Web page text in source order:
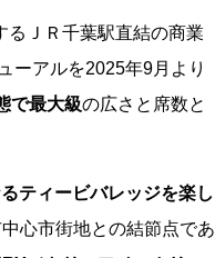
ＪＲ千葉駅直結の商業
ーアルを2025年9月より
で最大級の広さと席数と
ティービバレッジを楽し
心市街地との結節点であ